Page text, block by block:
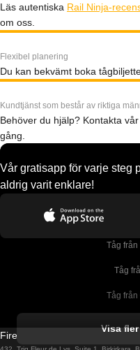
Läs autentiska Rail Ninja-
om oss.
Flexibel planering
Du kan bekvämt boka
Kundtjänst som består av riktiga
Behöver du hjälp? Kontakta
gång.
Vår gratisapp för varje steg
aldrig varit enklare!
Tåg
Tåg
Tåg
Tåg
Visa
Firebird GT Limited (OC 1451)